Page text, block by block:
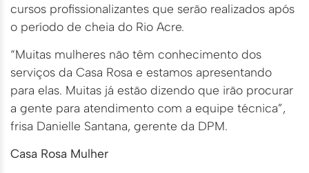
cursos profissionalizantes que serão realizados após
o período de cheia do Rio Acre.
“Muitas mulheres não têm conhecimento dos
serviços da Casa Rosa e estamos apresentando
para elas. Muitas já estão dizendo que irão procurar
a gente para atendimento com a equipe técnica”,
frisa Danielle Santana, gerente da DPM.
Casa Rosa Mulher